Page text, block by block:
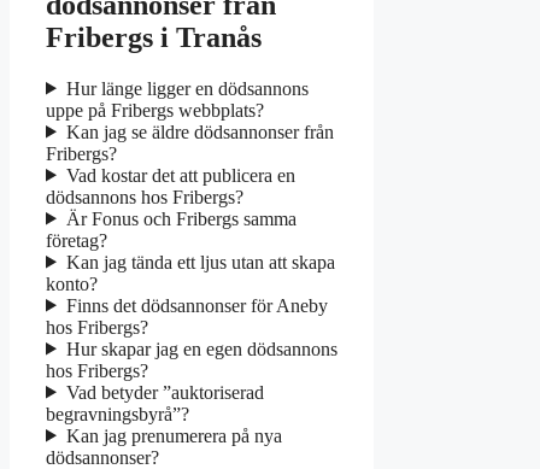
Fribergs i Tranås
Hur länge ligger en dödsannons
uppe på Fribergs webbplats?
Kan jag se äldre dödsannonser från
Fribergs?
Vad kostar det att publicera en
dödsannons hos Fribergs?
Är Fonus och Fribergs samma
företag?
Kan jag tända ett ljus utan att skapa
konto?
Finns det dödsannonser för Aneby
hos Fribergs?
Hur skapar jag en egen dödsannons
hos Fribergs?
Vad betyder ”auktoriserad
begravningsbyrå”?
Kan jag prenumerera på nya
dödsannonser?